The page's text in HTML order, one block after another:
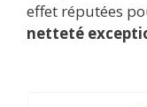
effet réputées
netteté